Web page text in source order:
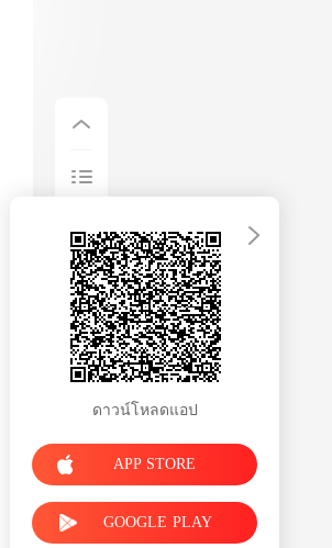
ดาวน์โหลดแอป
APP STORE
GOOGLE PLAY